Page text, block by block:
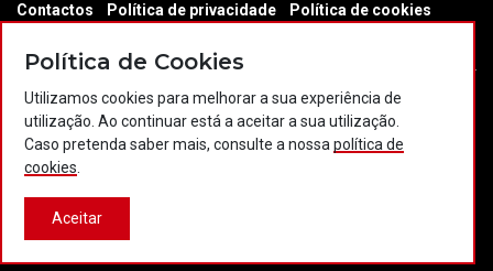
Contactos Política de privacidade
Política de cookies
© 2026 COTEC Portugal. Todos os direitos reservados.
Plataforma co-financiada por:
Desenvolvido por:
Política de Cookies
Utilizamos cookies para melhorar a sua experiência de
utilização. Ao continuar está a aceitar a sua utilização.
Caso pretenda saber mais, consulte a nossa política de
cookies
Aceitar